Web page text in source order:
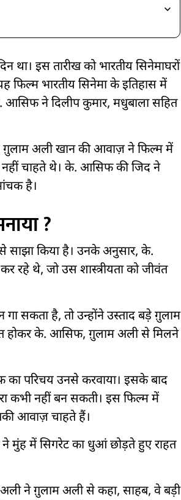
था। इस तारीख को भारतीय सिनेमाघरों
भारतीय सिनेमा के इतिहास में
ने दिलीप कुमार, मधुबाला सहित
अली खान की आवाज़ ने फिल्म में
नहीं चाहते थे। के. आसिफ की जिद ने
है।
?
साझा किया है। उनके अनुसार, के.
थे, जो उस शास्त्रीयता को जीवंत
सकता है, तो उन्होंने उस्ताद बड़े ग़ुलाम
होकर के. आसिफ, ग़ुलाम अली से मिलने
परिचय उनसे करवाया। इसके बाद
कभी नहीं बन सकती। इस फिल्म में
आवाज़ चाहते हैं।
मुंह में सिगरेट का धुआं छोड़ते हुए राहत
ने ग़ुलाम अली से कहा, साहब, वे बड़ी